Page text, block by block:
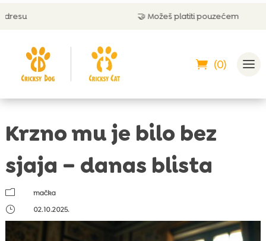
🤝 Možeš platiti pouzećem
(0)
Krzno mu je bilo bez
sjaja – danas blista
m
mačka
}
02.10.2025.